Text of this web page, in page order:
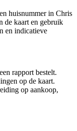
huisnummer in Chris
de kaart en gebruik
en indicatieve
rapport bestelt.
op de kaart.
op aankoop,